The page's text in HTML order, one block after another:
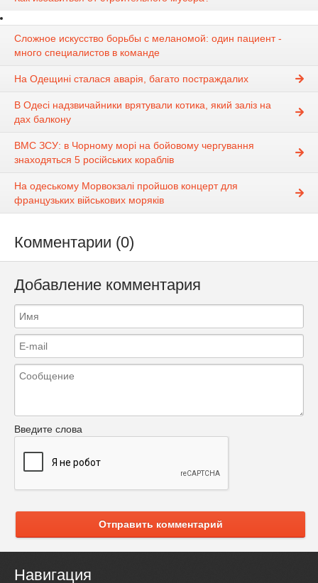
Сложное искусство борьбы с меланомой: один пациент -
много специалистов в команде
На Одещині сталася аварія, багато постраждалих
В Одесі надзвичайники врятували котика, який заліз на
дах балкону
ВМС ЗСУ: в Чорному морі на бойовому чергування
знаходяться 5 російських кораблів
На одеському Морвокзалі пройшов концерт для
французьких військових моряків
Комментарии (0)
Добавление комментария
Введите слова
Отправить комментарий
Навигация